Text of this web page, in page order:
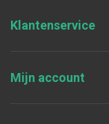
Klantenservice
Mijn account